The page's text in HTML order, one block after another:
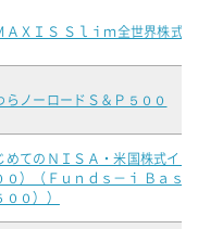
ＡＸＩＳ Ｓｌｉｍ全世界株式
らノーロードＳ＆Ｐ５００
めてのＮＩＳＡ・米国株式イ
０）（Ｆｕｎｄｓ－ｉ Ｂａｓ
００））